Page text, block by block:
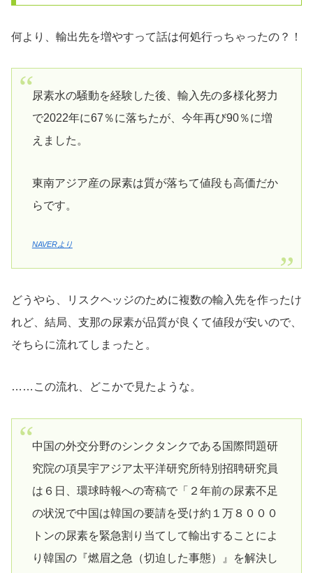
何より、輸出先を増やすって話は何処行っちゃったの？！
尿素水の騒動を経験した後、輸入先の多様化努力
で2022年に67％に落ちたが、今年再び90％に増
えました。
東南アジア産の尿素は質が落ちて値段も高価だか
らです。
NAVERより
どうやら、リスクヘッジのために複数の輸入先を作ったけ
れど、結局、支那の尿素が品質が良くて値段が安いので、
そちらに流れてしまったと。
……この流れ、どこかで見たような。
中国の外交分野のシンクタンクである国際問題研
究院の項昊宇アジア太平洋研究所特別招聘研究員
は６日、環球時報への寄稿で「２年前の尿素不足
の状況で中国は韓国の要請を受け約１万８０００
トンの尿素を緊急割り当てして輸出することによ
り韓国の『燃眉之急（切迫した事態）』を解決し